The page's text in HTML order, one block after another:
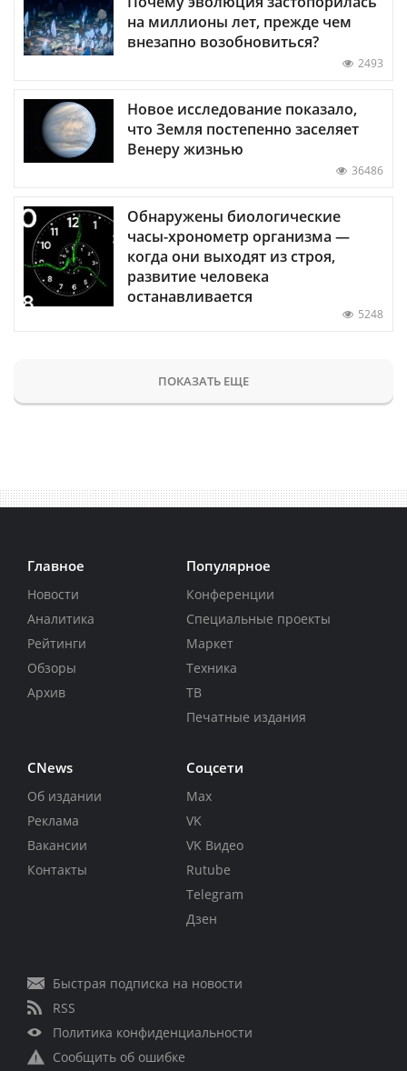
на миллионы лет, прежде чем
внезапно возобновиться?
2493
Новое исследование показало,
что Земля постепенно заселяет
Венеру жизнью
36486
Обнаружены биологические
часы-хронометр организма —
когда они выходят из строя,
развитие человека
останавливается
5248
ПОКАЗАТЬ ЕЩЕ
Главное
Новости
Аналитика
Рейтинги
Обзоры
Архив
Популярное
Конференции
Специальные проекты
Маркет
Техника
ТВ
Печатные издания
CNews
Об издании
Реклама
Вакансии
Контакты
Соцсети
Max
VK
VK Видео
Rutube
Telegram
Дзен
Быстрая подписка на новости
RSS
Политика конфиденциальности
Сообщить об ошибке